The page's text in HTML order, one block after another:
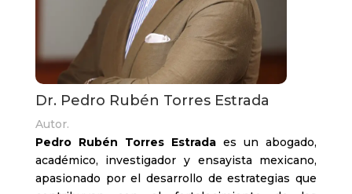
Dr. Pedro Rubén Torres Estrada
Autor.
Pedro Rubén Torres Estrada es un abogado,
académico, investigador y ensayista mexicano,
apasionado por el desarrollo de estrategias que